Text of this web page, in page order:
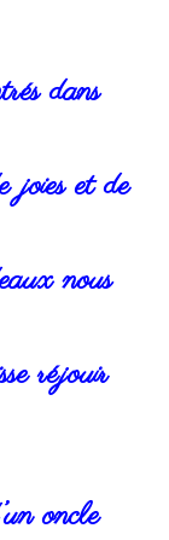
dans
joies et de
nous
réjouir
oncle